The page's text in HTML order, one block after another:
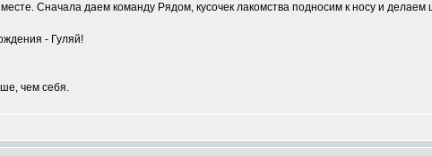
Сначала даем команду Рядом, кусочек лакомства подносим к носу и делаем
- Гуляй!
чем себя.